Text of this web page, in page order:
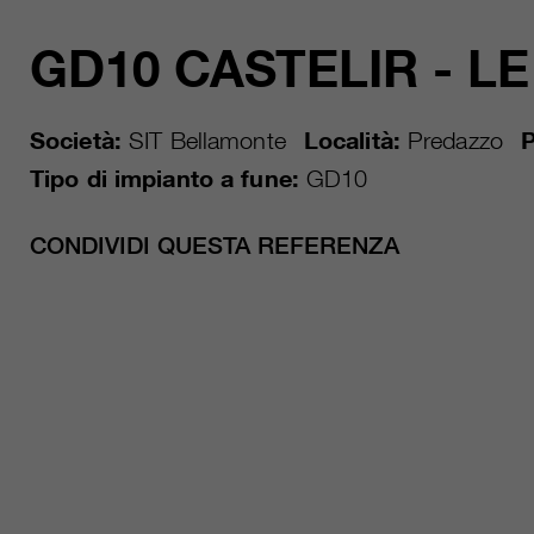
GD10 CASTELIR -
Società: SIT Bellamonte Località: Predazzo
Tipo di impianto a fune: GD10
CONDIVIDI QUESTA REFERENZA